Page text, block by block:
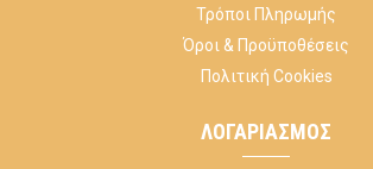
Τρόποι Πληρωμής
Όροι & Προϋποθέσεις
Πολιτική Cookies
ΛΟΓΑΡΙΑΣΜΌΣ